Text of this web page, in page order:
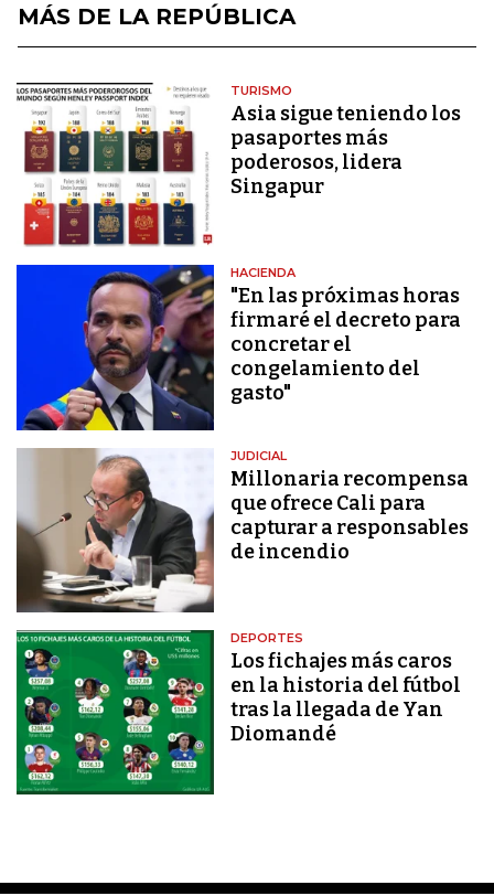
MÁS DE LA REPÚBLICA
TURISMO
Asia sigue teniendo los
pasaportes más
poderosos, lidera
Singapur
HACIENDA
"En las próximas horas
firmaré el decreto para
concretar el
congelamiento del
gasto"
JUDICIAL
Millonaria recompensa
que ofrece Cali para
capturar a responsables
de incendio
DEPORTES
Los fichajes más caros
en la historia del fútbol
tras la llegada de Yan
Diomandé